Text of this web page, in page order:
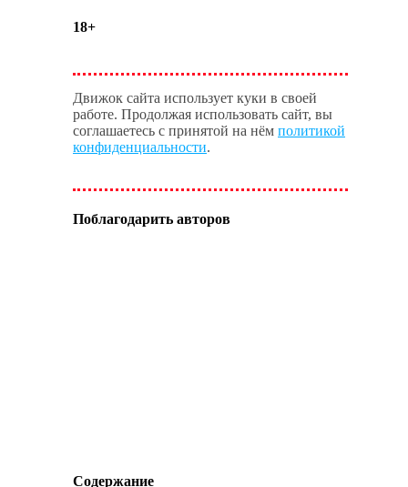
18+
Движок сайта использует куки в своей
работе. Продолжая использовать сайт, вы
соглашаетесь с принятой на нём политикой
конфиденциальности.
Поблагодарить авторов
Содержание